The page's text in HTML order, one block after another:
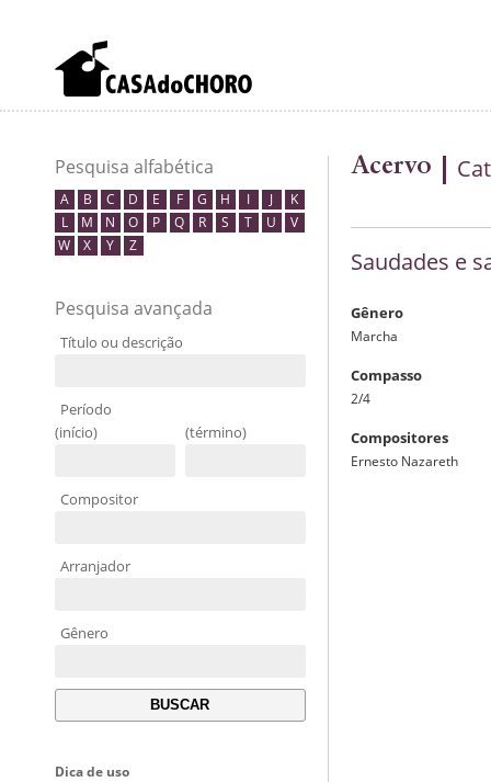
Pesquisa alfabética
A B C D E F G H I J
K
L
M N O P Q R S T U
V
W
X Y Z
Pesquisa avançada
Título ou descrição
Período
(início)
(término)
Compositor
Arranjador
Gênero
Dica de uso
Acervo
Saudades e
Gênero
Marcha
Compasso
2/4
Compositores
Ernesto Nazareth